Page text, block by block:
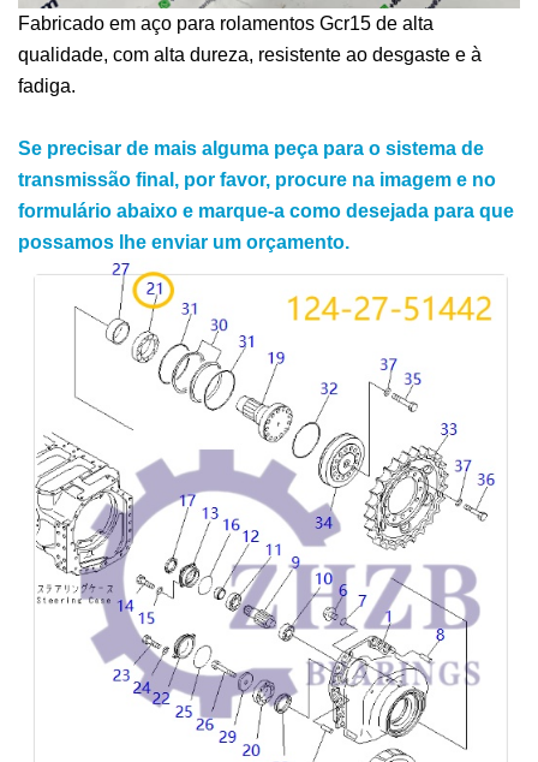
Fabricado em aço para rolamentos Gcr15 de alta
qualidade, com alta dureza, resistente ao desgaste e à
fadiga.
Se precisar de mais alguma peça para o sistema de
transmissão final, por favor, procure na imagem e no
formulário abaixo e marque-a como desejada para que
possamos lhe enviar um orçamento.